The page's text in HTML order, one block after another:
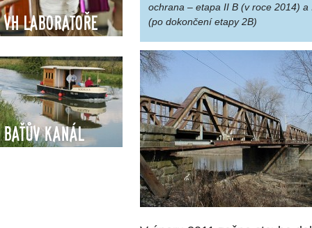
VH Laboratoře
Baťův kanál
ochrana – etapa II B (v roce 2014) a
(po dokončení etapy 2B)